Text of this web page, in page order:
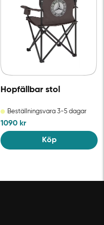
Hopfällbar stol
Beställningsvara 3-5 dagar
1090 kr
Köp